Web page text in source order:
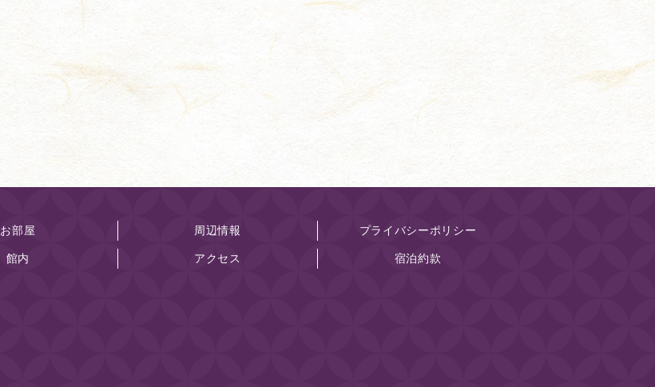
お部屋
館内
周辺情報
アクセス
プライバシーポリシー
宿泊約款